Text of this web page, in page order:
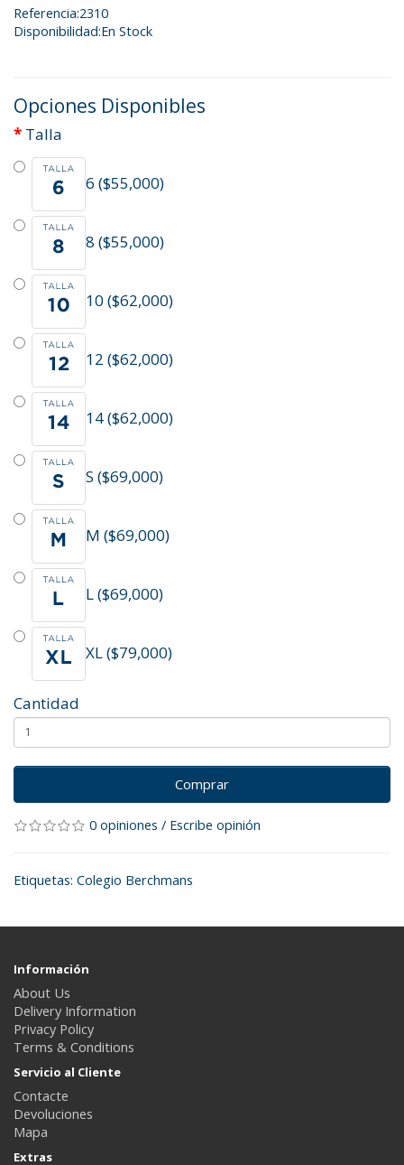
Referencia:2310
Disponibilidad:En Stock
Opciones Disponibles
Talla
6 ($55,000)
8 ($55,000)
10 ($62,000)
12 ($62,000)
14 ($62,000)
S ($69,000)
M ($69,000)
L ($69,000)
XL ($79,000)
Cantidad
Comprar
0 opiniones / Escribe opinión
Etiquetas: Colegio Berchmans
Información
About Us
Delivery Information
Privacy Policy
Terms & Conditions
Servicio al Cliente
Contacte
Devoluciones
Mapa
Extras